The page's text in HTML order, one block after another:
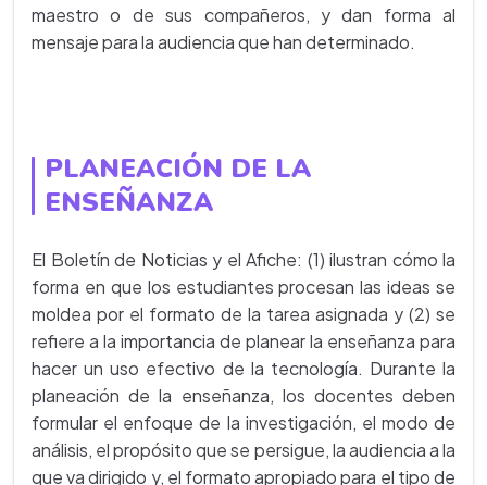
maestro o de sus compañeros, y dan forma al
mensaje para la audiencia que han determinado.
PLANEACIÓN DE LA
ENSEÑANZA
El Boletín de Noticias y el Afiche: (1) ilustran cómo la
forma en que los estudiantes procesan las ideas se
moldea por el formato de la tarea asignada y (2) se
refiere a la importancia de planear la enseñanza para
hacer un uso efectivo de la tecnología. Durante la
planeación de la enseñanza, los docentes deben
formular el enfoque de la investigación, el modo de
análisis, el propósito que se persigue, la audiencia a la
que va dirigido y, el formato apropiado para el tipo de